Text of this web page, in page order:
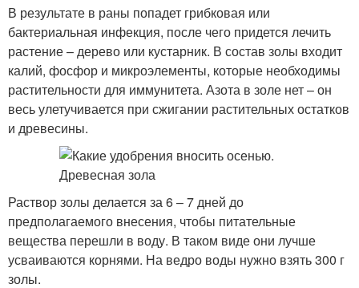
В результате в раны попадет грибковая или
бактериальная инфекция, после чего придется лечить
растение – дерево или кустарник. В состав золы входит
калий, фосфор и микроэлементы, которые необходимы
растительности для иммунитета. Азота в золе нет – он
весь улетучивается при сжигании растительных остатков
и древесины.
Раствор золы делается за 6 – 7 дней до
предполагаемого внесения, чтобы питательные
вещества перешли в воду. В таком виде они лучше
усваиваются корнями. На ведро воды нужно взять 300 г
золы.